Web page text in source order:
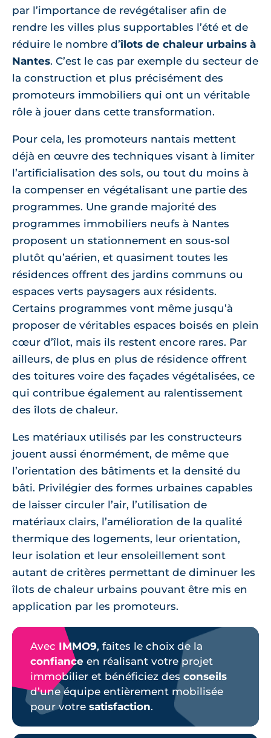
par l’importance de revégétaliser afin de
rendre les villes plus supportables l’été et de
réduire le nombre d’îlots de chaleur urbains à
Nantes. C’est le cas par exemple du secteur de
la construction et plus précisément des
promoteurs immobiliers qui ont un véritable
rôle à jouer dans cette transformation.
Pour cela, les promoteurs nantais mettent
déjà en œuvre des techniques visant à limiter
l’artificialisation des sols, ou tout du moins à
la compenser en végétalisant une partie des
programmes. Une grande majorité des
programmes immobiliers neufs à Nantes
proposent un stationnement en sous-sol
plutôt qu’aérien, et quasiment toutes les
résidences offrent des jardins communs ou
espaces verts paysagers aux résidents.
Certains programmes vont même jusqu’à
proposer de véritables espaces boisés en plein
cœur d’îlot, mais ils restent encore rares. Par
ailleurs, de plus en plus de résidence offrent
des toitures voire des façades végétalisées, ce
qui contribue également au ralentissement
des îlots de chaleur.
Les matériaux utilisés par les constructeurs
jouent aussi énormément, de même que
l’orientation des bâtiments et la densité du
bâti. Privilégier des formes urbaines capables
de laisser circuler l’air, l’utilisation de
matériaux clairs, l’amélioration de la qualité
thermique des logements, leur orientation,
leur isolation et leur ensoleillement sont
autant de critères permettant de diminuer les
îlots de chaleur urbains pouvant être mis en
application par les promoteurs.
Avec IMMO9, faites le choix de la
confiance en réalisant votre projet
immobilier et bénéficiez des conseils
d’une équipe entièrement mobilisée
pour votre satisfaction.